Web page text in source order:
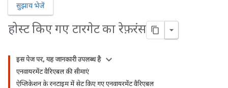
सुझाव भेजें
होस्ट किए गए टारगेट का रेफ़रंस
इस पेज पर, यह जानकारी उपलब्ध है
एनवायरमेंट वैरिएबल की सीमाएं
ऐप्लिकेशन के रनटाइम में सेट किए गए एनवायरमेंट वैरिएबल